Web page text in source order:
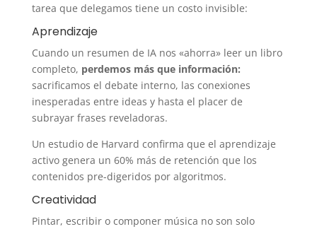
tarea que delegamos tiene un costo invisible:
Aprendizaje
Cuando un resumen de IA nos «ahorra» leer un libro
completo, perdemos más que información:
sacrificamos el debate interno, las conexiones
inesperadas entre ideas y hasta el placer de
subrayar frases reveladoras.
Un estudio de Harvard confirma que el aprendizaje
activo genera un 60% más de retención que los
contenidos pre-digeridos por algoritmos.
Creatividad
Pintar, escribir o componer música no son solo